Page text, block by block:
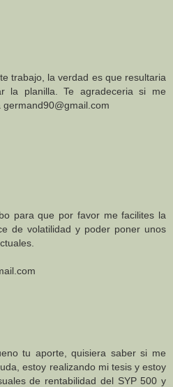
trabajo, la verdad es que resultaria
la planilla. Te agradeceria si me
para que por favor me facilites la
de volatilidad y poder poner unos
tu aporte, quisiera saber si me
estoy realizando mi tesis y estoy
de rentabilidad del SYP 500 y